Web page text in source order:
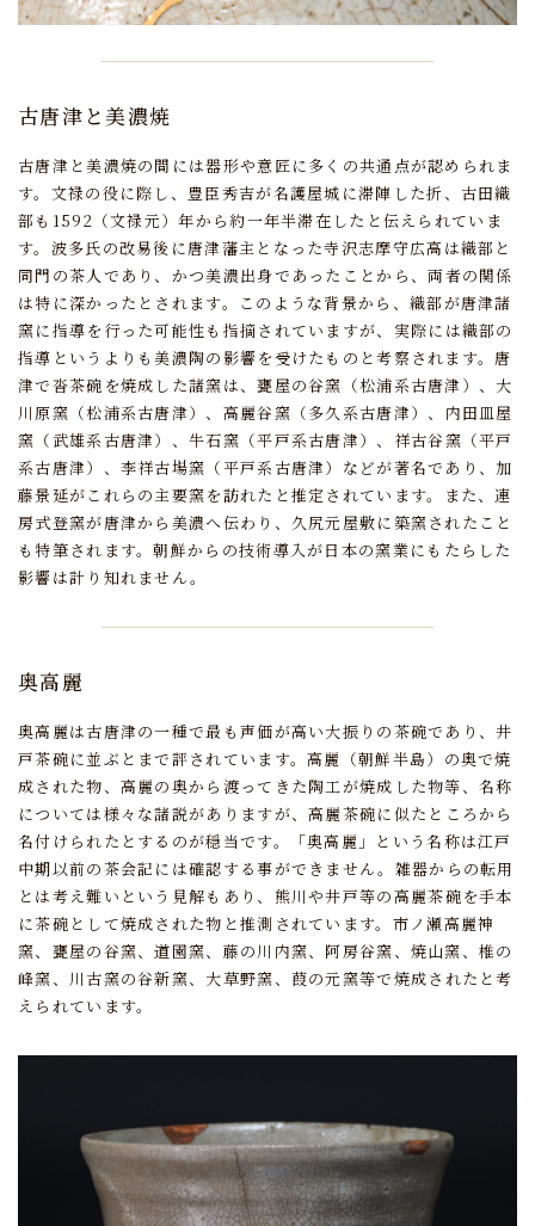
古唐津と美濃焼
古唐津と美濃焼の間には器形や意匠に多くの共通点が認められま
す。 文禄の役に際し、豊臣秀吉が名護屋城に滞陣した折、 古田織
部も1592（文禄元）年から約一年半滞在したと伝えられていま
す。 波多氏の改易後に唐津藩主となった寺沢志摩守広高は織部と
同門の茶人であり、 かつ美濃出身であったことから、両者の関係
は特に深かったとされます。
このような背景から、織部が唐津諸
窯に指導を行った可能性も指摘されていますが、 実際には織部の
指導というよりも美濃陶の影響を受けたものと考察されます。 唐
津で沓茶碗を焼成した諸窯は、甕屋の谷窯（松浦系古唐津）、大
川原窯（松浦系古唐津）、 高麗谷窯（多久系古唐津）、内田皿屋
窯（武雄系古唐津）、牛石窯（平戸系古唐津）、 祥古谷窯（平戸
系古唐津）、李祥古場窯（平戸系古唐津）などが著名であり、 加
藤景延がこれらの主要窯を訪れたと推定されています。
また、連
房式登窯が唐津から美濃へ伝わり、久尻元屋敷に築窯されたこと
も特筆されます。朝鮮からの技術導入が日本の窯業にもたらした
影響は計り知れません。
奥高麗
奥高麗は古唐津の一種で最も声価が高い大振りの茶碗であり、井
戸茶碗に並ぶとまで評されています。高麗（朝鮮半島）の奥で焼
成された物、高麗の奥から渡ってきた陶工が焼成した物等、名称
については様々な諸説がありますが、高麗茶碗に似たところから
名付けられたとするのが穏当です。
「奥高麗」という名称は江戸
中期以前の茶会記には確認する事ができません。 雑器からの転用
とは考え難いという見解もあり、 熊川や井戸等の高麗茶碗を手本
に茶碗として焼成された物と推測されています。 市ノ瀬高麗神
窯、甕屋の谷窯、道園窯、藤の川内窯、阿房谷窯、焼山窯、椎の
峰窯、 川古窯の谷新窯、大草野窯、葭の元窯等で焼成されたと考
えられています。